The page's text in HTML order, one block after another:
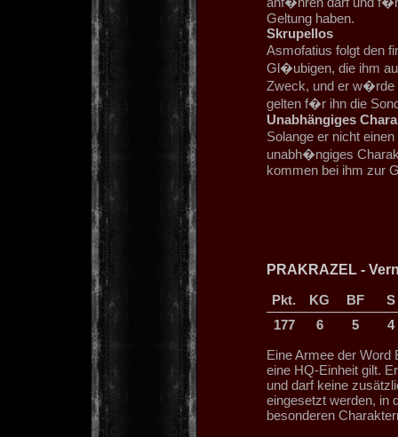
Geltung haben.
Skrupellos
Asmofatius folgt den
Gl�ubigen, die ihm
Zweck, und er w�rde
gelten f�r ihn die
Unabhängiges
Solange er nicht
unabh�ngiges
kommen bei ihm zur
PRAKRAZEL -
Pkt.
KG BF
S
177
6 5
4
Eine Armee der Word
eine HQ-Einheit gilt.
und darf keine
eingesetzt werden, in
besonderen